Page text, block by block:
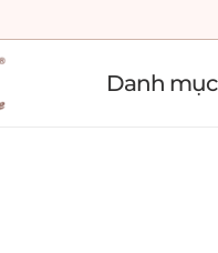
Danh mục